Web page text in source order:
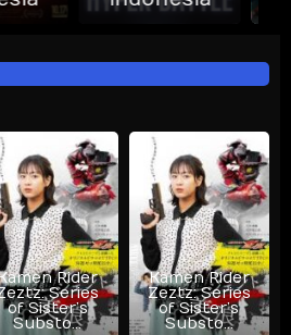
Rider
Series
of Sister’s
Substo…
Kamen Rider
Zeztz: Series
of Sister’s
Substo…